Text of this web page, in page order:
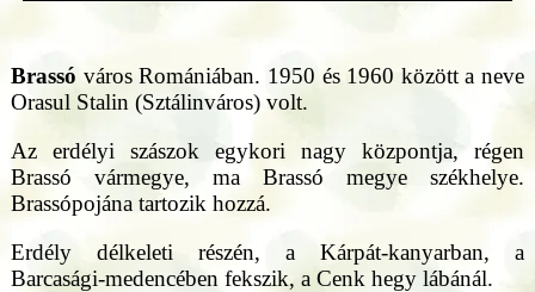
Brassó város Romániában. 1950 és 1960 között a neve
Orasul Stalin (Sztálinváros) volt.
Az erdélyi szászok egykori nagy központja, régen
Brassó vármegye, ma Brassó megye székhelye.
Brassópojána tartozik hozzá.
Erdély délkeleti részén, a Kárpát-kanyarban, a
Barcasági-medencében fekszik, a Cenk hegy lábánál.